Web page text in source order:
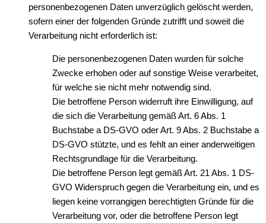
personenbezogenen Daten unverzüglich gelöscht werden,
sofern einer der folgenden Gründe zutrifft und soweit die
Verarbeitung nicht erforderlich ist:
Die personenbezogenen Daten wurden für solche
Zwecke erhoben oder auf sonstige Weise verarbeitet,
für welche sie nicht mehr notwendig sind.
Die betroffene Person widerruft ihre Einwilligung, auf
die sich die Verarbeitung gemäß Art. 6 Abs. 1
Buchstabe a DS-GVO oder Art. 9 Abs. 2 Buchstabe a
DS-GVO stützte, und es fehlt an einer anderweitigen
Rechtsgrundlage für die Verarbeitung.
Die betroffene Person legt gemäß Art. 21 Abs. 1 DS-
GVO Widerspruch gegen die Verarbeitung ein, und es
liegen keine vorrangigen berechtigten Gründe für die
Verarbeitung vor, oder die betroffene Person legt